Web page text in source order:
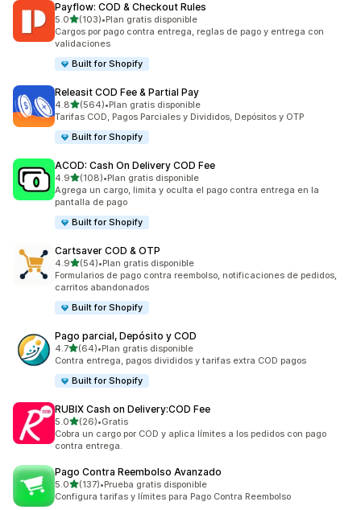
Payflow: COD & Checkout Rules
5.0de 5 estrellas
(103)
103 reseñas en total
•Plan gratis disponible
Cargos por pago contra entrega, reglas de pago y entrega con
validaciones
Built for Shopify
Releasit COD Fee & Partial Pay
4.8de 5 estrellas
(564)
564 reseñas en total
•Plan gratis disponible
Tarifas COD, Pagos Parciales y Divididos, Depósitos y OTP
Built for Shopify
ACOD: Cash On Delivery COD Fee
4.9de 5 estrellas
(108)
108 reseñas en total
•Plan gratis disponible
Agrega un cargo, limita y oculta el pago contra entrega en la
pantalla de pago
Built for Shopify
Cartsaver COD & OTP
4.9de 5 estrellas
(54)
54 reseñas en total
•Plan gratis disponible
Formularios de pago contra reembolso, notificaciones de pedidos,
carritos abandonados
Built for Shopify
Pago parcial, Depósito y COD
4.7de 5 estrellas
(64)
64 reseñas en total
•Plan gratis disponible
Contra entrega, pagos divididos y tarifas extra COD pagos
Built for Shopify
RUBIX Cash on Delivery:COD Fee
5.0de 5 estrellas
(26)
26 reseñas en total
•Gratis
Cobra un cargo por COD y aplica límites a los pedidos con pago
contra entrega.
Pago Contra Reembolso Avanzado
5.0de 5 estrellas
(137)
137 reseñas en total
•Prueba gratis disponible
Configura tarifas y límites para Pago Contra Reembolso